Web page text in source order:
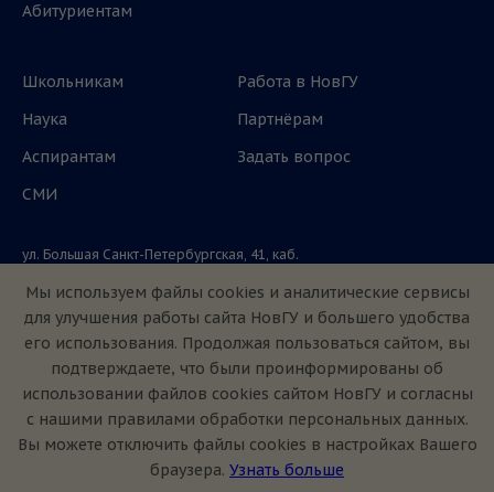
Абитуриентам
Школьникам
Наука
Аспирантам
СМИ
Работа в НовГУ
Партнёрам
Задать вопрос
ул. Большая Санкт-Петербургская, 41, каб.
Приемная комиссия: +7(8162)33-20-44
Мы используем файлы cookies и аналитические сервисы
для улучшения работы сайта НовГУ и большего удобства
его использования. Продолжая пользоваться сайтом, вы
подтверждаете, что были проинформированы об
использовании файлов cookies сайтом НовГУ и согласны
с нашими правилами обработки персональных данных.
Вы можете отключить файлы cookies в настройках Вашего
браузера. Узнать больше